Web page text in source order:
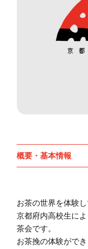
概要・理念・運営体制
連携事業のご案内
サイトポリシー&プラ
概要・基本情報
お茶の世界を体験し
京都府内高校生に
茶会です。
お茶挽の体験がで